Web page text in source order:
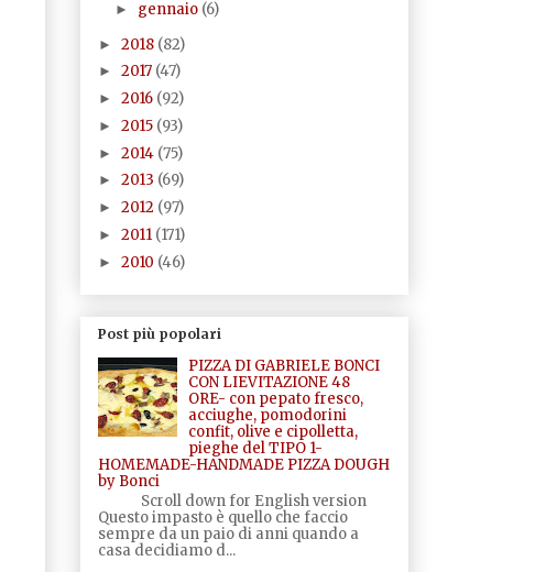
► gennaio (6)
► 2018 (82)
► 2017 (47)
► 2016 (92)
► 2015 (93)
► 2014 (75)
► 2013 (69)
► 2012 (97)
► 2011 (171)
► 2010 (46)
Post più popolari
PIZZA DI GABRIELE BONCI
CON LIEVITAZIONE 48
ORE- con pepato fresco,
acciughe, pomodorini
confit, olive e cipolletta,
pieghe del TIPO 1-
HOMEMADE-HANDMADE PIZZA DOUGH
by Bonci
Scroll down for English version
Questo impasto è quello che faccio
sempre da un paio di anni quando a
casa decidiamo d...